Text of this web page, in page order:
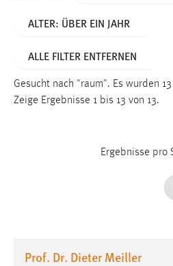
ALTER: ÜBER EIN JAHR
ALLE FILTER ENTFERNEN
Gesucht nach "raum". Es wurden
Zeige Ergebnisse 1 bis 13 von 13.
Ergebnisse pro
Prof. Dr. Dieter Meiller
Funktionen und sind für die
Name:
Dieser Cookie speichert die
Performance